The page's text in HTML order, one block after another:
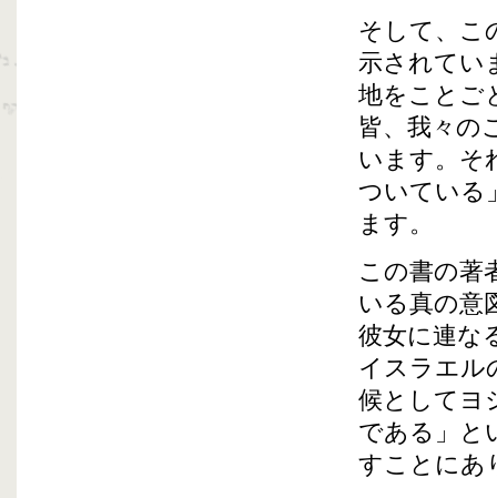
そして、こ
示されてい
地をことご
皆、我々の
います。そ
ついている
ます。
この書の著
いる真の意
彼女に連な
イスラエル
候としてヨ
である」と
すことにあ